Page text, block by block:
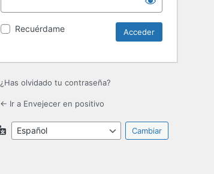
Recuérdame
¿Has olvidado tu contraseña?
← Ir a Envejecer en positivo
Idioma